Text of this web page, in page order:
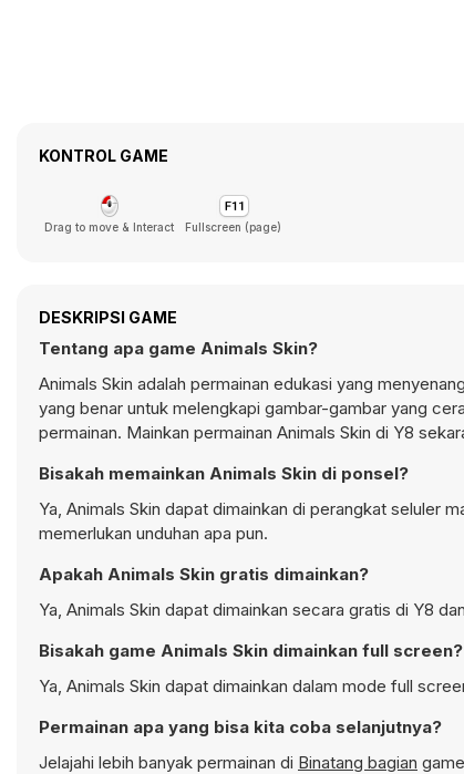
KONTROL GAME
Drag to move & Interact Fullscreen (page)
DESKRIPSI GAME
Tentang apa game Animals Skin?
Animals Skin adalah permainan edukasi yang
yang benar untuk melengkapi gambar-gambar yang
permainan. Mainkan permainan Animals Skin di Y8
Bisakah memainkan Animals Skin di ponsel?
Ya, Animals Skin dapat dimainkan di perangkat seluler
memerlukan unduhan apa pun.
Apakah Animals Skin gratis dimainkan?
Ya, Animals Skin dapat dimainkan secara gratis di Y8
Bisakah game Animals Skin dimainkan full screen?
Ya, Animals Skin dapat dimainkan dalam mode full
Permainan apa yang bisa kita coba selanjutnya?
Jelajahi lebih banyak permainan di Binatang bagian